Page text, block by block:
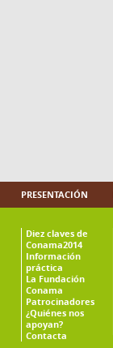
PRESENTACIÓN
Diez claves de
Conama2014
Información
práctica
La Fundación
Conama
Patrocinadores
¿Quiénes nos
apoyan?
Contacta